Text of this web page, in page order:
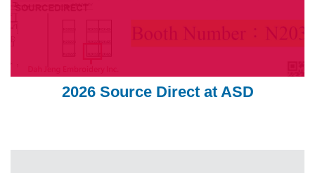
2026 Source Direct at ASD